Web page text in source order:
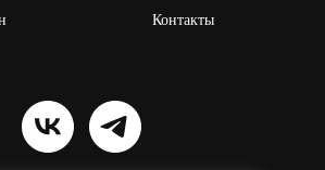
Контакты